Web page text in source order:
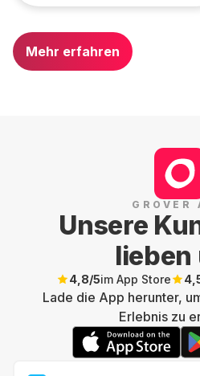
Mehr erfahren
GROVER
Unsere
lieben
4,8/5im App Store
Lade die App herunter,
Erlebnis zu